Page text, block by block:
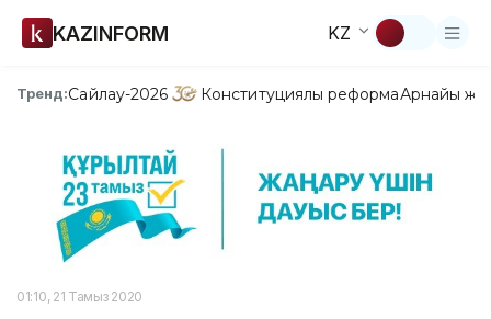
KAZINFORM KZ
Тренд:Сайлау-2026 Конституциялық реформаАрнайы
01:10, 21 Тамыз 2020